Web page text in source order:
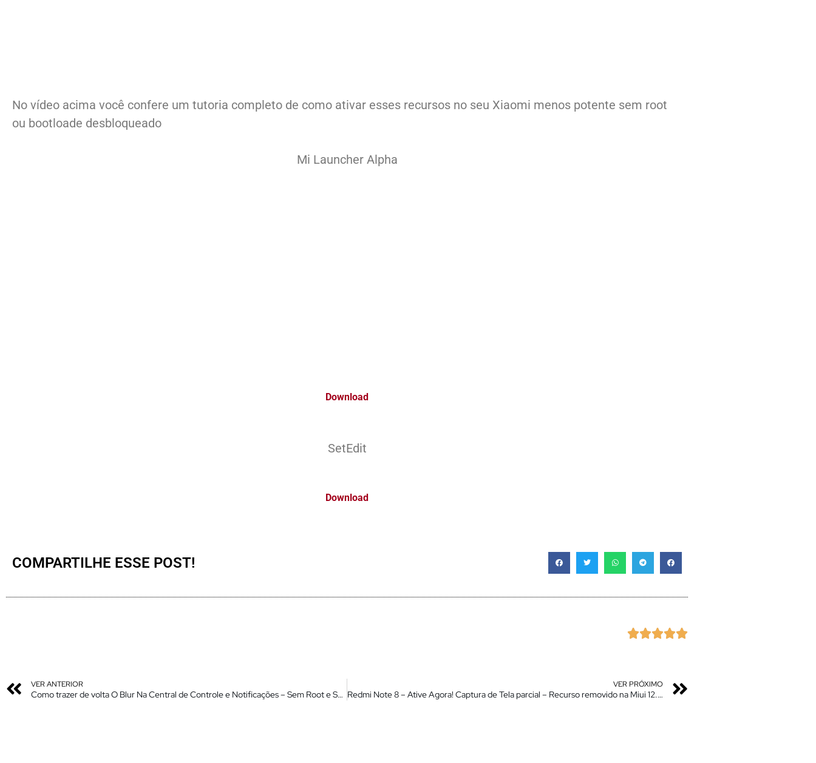
No vídeo acima você confere um tutoria completo de como ativar esses recursos no seu Xiaomi menos potente sem root
ou bootloade desbloqueado
Mi Launcher Alpha
Download
SetEdit
Download
COMPARTILHE ESSE POST!

VER ANTERIOR
Como trazer de volta O Blur Na Central de Controle e Notificações – Sem Root e Sem Bootloader desbloqueado
VER PRÓXIMO
Redmi Note 8 – Ative Agora! Captura de Tela parcial – Recurso removido na Miui 12.0.6